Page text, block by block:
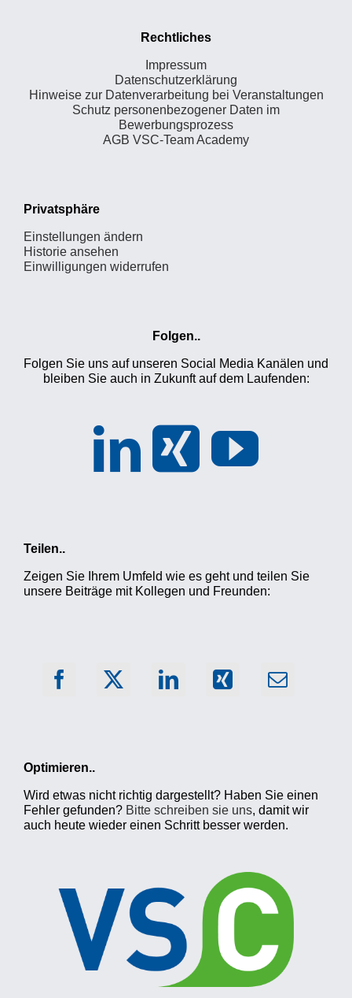
Rechtliches
Impressum
Datenschutzerklärung
Hinweise zur Datenverarbeitung bei Veranstaltungen
Schutz personenbezogener Daten im
Bewerbungsprozess
AGB VSC-Team Academy
Privatsphäre
Einstellungen ändern
Historie ansehen
Einwilligungen widerrufen
Folgen..
Folgen Sie uns auf unseren Social Media Kanälen und
bleiben Sie auch in Zukunft auf dem Laufenden:
Teilen..
Zeigen Sie Ihrem Umfeld wie es geht und teilen Sie
unsere Beiträge mit Kollegen und Freunden:
Optimieren..
Wird etwas nicht richtig dargestellt? Haben Sie einen
Fehler gefunden? Bitte schreiben sie uns, damit wir
auch heute wieder einen Schritt besser werden.